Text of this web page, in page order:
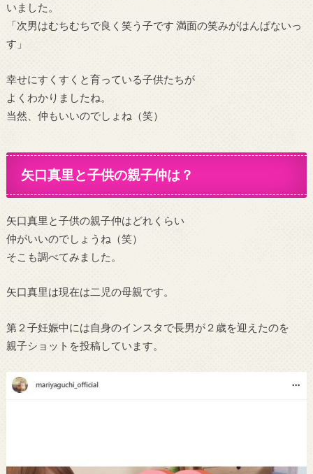
いました。
「次男はむちむちで良く笑う子です 満面の笑みがはんぱないっ
す」
幸せにすくすくと育っている子供たちが
よくわかりましたね。
当然、仲もいいのでしょね（笑）
矢口真里と子供の親子仲は？
矢口真里と子供の親子仲はどれくらい
仲がいいのでしょうね（笑）
そこも調べてみました。
矢口真里は現在は二児の母親です。
第２子妊娠中には自身のインスタで長男が２歳を迎えたのを
親子ショットを投稿しています。